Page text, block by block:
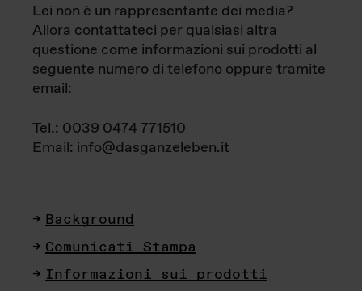
Lei non è un rappresentante dei media?
Allora contattateci per qualsiasi altra
questione come informazioni sui prodotti al
seguente numero di telefono oppure tramite
email:
Tel.: 0039 0474 771510
Email: info@dasganzeleben.it
Background
Comunicati Stampa
Informazioni sui prodotti